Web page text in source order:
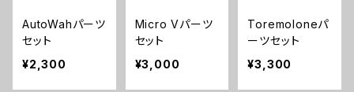
AutoWahパーツ
セット
¥2,300
Micro Vパーツ
セット
¥3,000
Toremoloneパ
ーツセット
¥3,300